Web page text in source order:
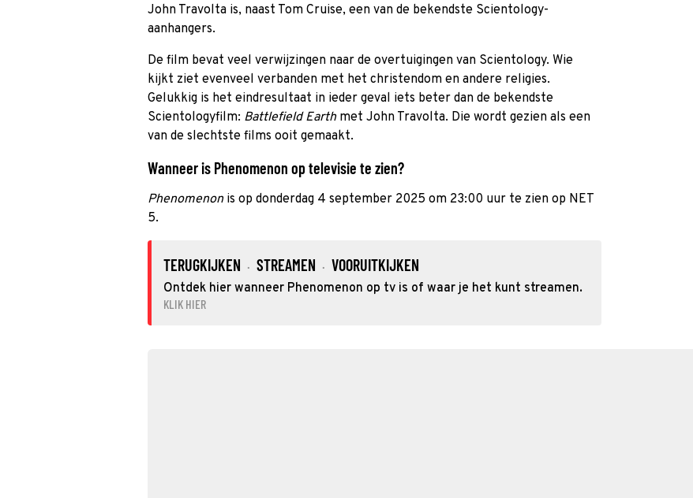
John Travolta is, naast Tom Cruise, een van de bekendste Scientology-
aanhangers.
De film bevat veel verwijzingen naar de overtuigingen van Scientology. Wie
kijkt ziet evenveel verbanden met het christendom en andere religies.
Gelukkig is het eindresultaat in ieder geval iets beter dan de bekendste
Scientologyfilm: Battlefield Earth met John Travolta. Die wordt gezien als een
van de slechtste films ooit gemaakt.
Wanneer is Phenomenon op televisie te zien?
Phenomenonis op donderdag 4 september 2025 om 23:00 uur te zien op NET
5.
TERUGKIJKEN · STREAMEN · VOORUITKIJKEN
Ontdek hier wanneer Phenomenon op tv is of waar je het kunt streamen.
KLIK HIER